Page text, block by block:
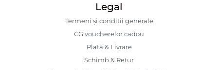
Legal
Termeni și condiții generale
CG voucherelor cadou
Plată & Livrare
Schimb & Retur